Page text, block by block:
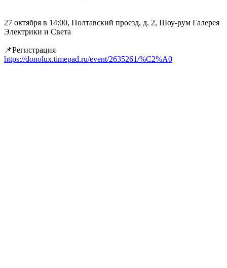
27 октября в 14:00, Полтавский проезд, д. 2, Шоу-рум Галерея
Электрики и Света
📌Регистрация
https://donolux.timepad.ru/event/2635261/%C2%A0